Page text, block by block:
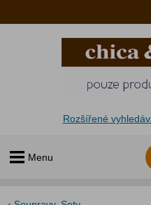
Menu
Rozšířené